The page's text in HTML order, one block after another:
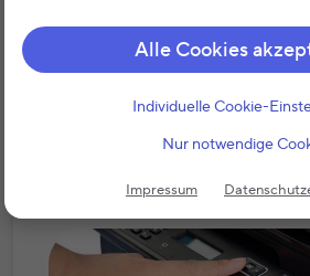
Alle Cookies
Individuelle Cookie-
Nur notwendige
Impressum
Betriebsausgabe ab.
Drucker